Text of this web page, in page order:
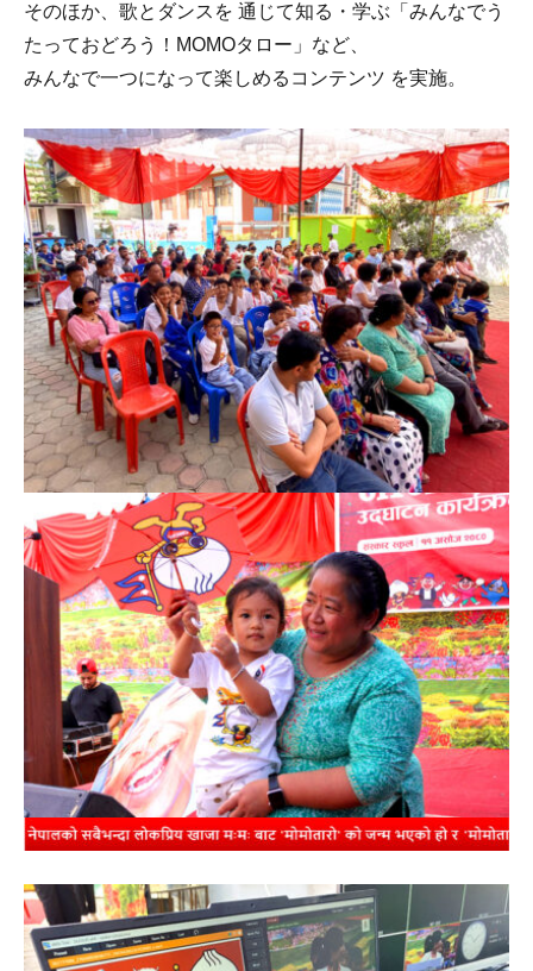
そのほか、歌とダンスを 通じて知る・学ぶ「みんなでう
たっておどろう！MOMOタロー」など、
みんなで一つになって楽しめるコンテンツ を実施。